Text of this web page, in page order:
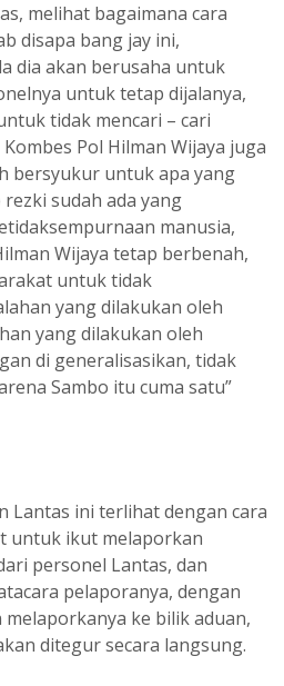
melihat bagaimana cara
disapa bang jay ini,
dia akan berusaha untuk
untuk tetap dijalanya,
tidak mencari – cari
Pol Hilman Wijaya juga
bersyukur untuk apa yang
sudah ada yang
manusia,
Wijaya tetap berbenah,
untuk tidak
yang dilakukan oleh
yang dilakukan oleh
di generalisasikan, tidak
Sambo itu cuma satu”
Lantas ini terlihat dengan cara
untuk ikut melaporkan
personel Lantas, dan
pelaporanya, dengan
ke bilik aduan,
ditegur secara langsung.